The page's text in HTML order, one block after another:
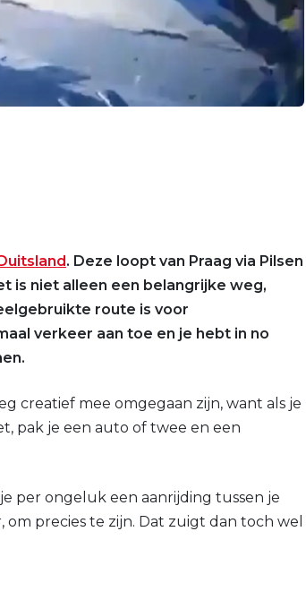
. Deze loopt van Praag via Pilsen
is niet alleen een belangrijke weg,
route is voor
verkeer aan toe en je hebt in no
creatief mee omgegaan zijn, want als je
pak je een auto of twee en een
per ongeluk een aanrijding tussen je
precies te zijn. Dat zuigt dan toch wel